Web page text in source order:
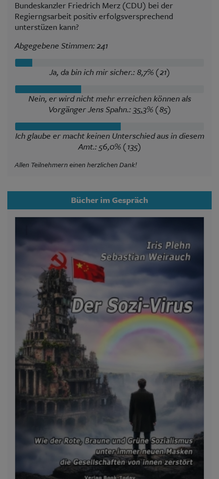
Bundeskanzler Friedrich Merz (CDU) bei der
Regierngsarbeit positiv erfolgsversprechend
unterstüzen kann?
Abgegebene Stimmen: 241
Ja, da bin ich mir sicher.: 8,7% (21)
Nein, er wird nicht mehr erreichen können als
Vorgänger Jens Spahn.: 35,3% (85)
Ich glaube er macht keinen Unterschied aus in diesem
Amt.: 56,0% (135)
Allen Teilnehmern einen herzlichen Dank!
Bücher im Gespräch